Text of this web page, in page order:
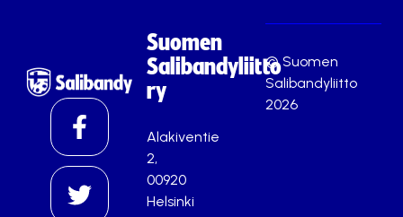
Suomen
Salibandyliitto
ry
Alakiventie
2,
00920
Helsinki
© Suomen
Salibandyliitto
2026